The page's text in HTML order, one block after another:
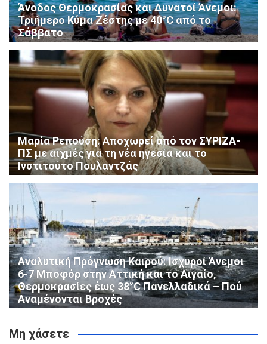
Άνοδος Θερμοκρασίας και Δυνατοί Άνεμοι:
Τριήμερο Κύμα Ζέστης με 40°C από το
Σάββατο
Μαρία Ρεπούση: Αποχωρεί από τον ΣΥΡΙΖΑ-
ΠΣ με αιχμές για τη νέα ηγεσία και το
Ινστιτούτο Πουλαντζάς
Αναλυτική Πρόγνωση Καιρού: Ισχυροί Άνεμοι
6-7 Μποφόρ στην Αττική και το Αιγαίο,
Θερμοκρασίες έως 38°C Πανελλαδικά – Πού
Αναμένονται Βροχές
Μη χάσετε